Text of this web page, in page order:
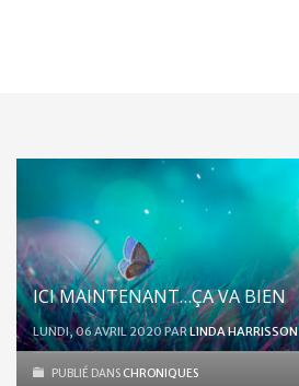
ICI MAINTENANT…ÇA VA BIEN
LUNDI, 06 AVRIL 2020 PARLINDA HARRISSON
PUBLIÉ DANS CHRONIQUES